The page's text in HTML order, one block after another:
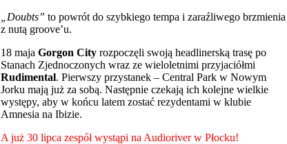
„Doubts” to powrót do szybkiego tempa i zaraźliwego brzmienia
z nutą groove’u.
18 maja Gorgon Cityrozpoczęli swoją headlinerską trasę po
Stanach Zjednoczonych wraz ze wieloletnimi przyjaciółmi
Rudimental. Pierwszy przystanek – Central Park w Nowym
Jorku mają już za sobą. Następnie czekają ich kolejne wielkie
występy, aby w końcu latem zostać rezydentami w klubie
Amnesia na Ibizie.
A już 30 lipca zespół wystąpi na Audioriver w Płocku!